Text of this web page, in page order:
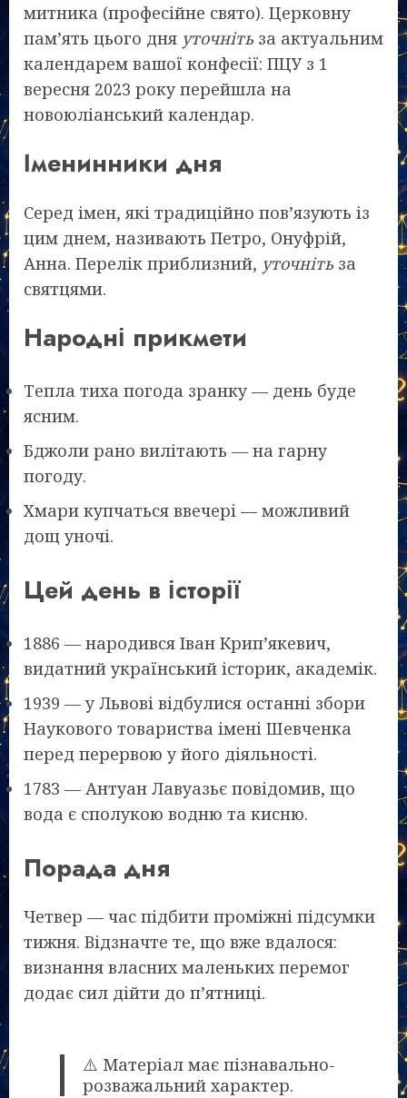
митника (професійне свято). Церковну
пам’ять цього дня уточніть за актуальним
календарем вашої конфесії: ПЦУ з 1
вересня 2023 року перейшла на
новоюліанський календар.
Іменинники дня
Серед імен, які традиційно пов’язують із
цим днем, називають Петро, Онуфрій,
Анна. Перелік приблизний, уточніть за
святцями.
Народні прикмети
Тепла тиха погода зранку — день буде
ясним.
Бджоли рано вилітають — на гарну
погоду.
Хмари купчаться ввечері — можливий
дощ уночі.
Цей день в історії
1886 — народився Іван Крип’якевич,
видатний український історик, академік.
1939 — у Львові відбулися останні збори
Наукового товариства імені Шевченка
перед перервою у його діяльності.
1783 — Антуан Лавуазьє повідомив, що
вода є сполукою водню та кисню.
Порада дня
Четвер — час підбити проміжні підсумки
тижня. Відзначте те, що вже вдалося:
визнання власних маленьких перемог
додає сил дійти до п’ятниці.
⚠️ Матеріал має пізнавально-
розважальний характер.